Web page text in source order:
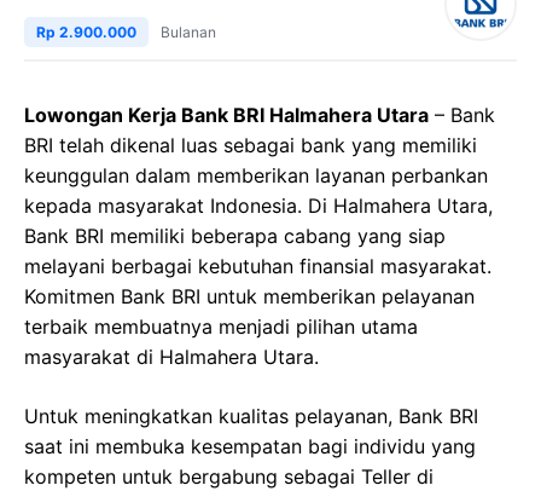
Rp 2.900.000 Bulanan
Lowongan Kerja Bank BRI Halmahera Utara – Bank
BRI telah dikenal luas sebagai bank yang memiliki
keunggulan dalam memberikan layanan perbankan
kepada masyarakat Indonesia. Di Halmahera Utara,
Bank BRI memiliki beberapa cabang yang siap
melayani berbagai kebutuhan finansial masyarakat.
Komitmen Bank BRI untuk memberikan pelayanan
terbaik membuatnya menjadi pilihan utama
masyarakat di Halmahera Utara.
Untuk meningkatkan kualitas pelayanan, Bank BRI
saat ini membuka kesempatan bagi individu yang
kompeten untuk bergabung sebagai Teller di